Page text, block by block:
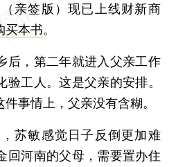
（亲签版）现已上线财新商
买本书。
，第二年就进入父亲工作
工人。这是父亲的安排。
事情上，父亲没有含糊。
敏感觉日子反倒更加难
回河南的父母，需要置办住